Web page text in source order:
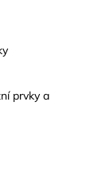
prvky a